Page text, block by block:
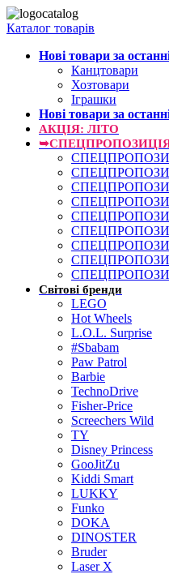
Каталог товарів
Нові товари за
Канцтовари
Хозтовари
Іграшки
Нові товари за
АКЦІЯ: ЛІТО
Світові бренди
LEGO
Hot Wheels
L.O.L. Surprise
#Sbabam
Paw Patrol
Barbie
TechnoDrive
Fisher-Price
Screechers Wild
TY
Disney Princess
GooJitZu
Kiddi Smart
LUKKY
Funko
DOKA
DINOSTER
Bruder
Laser X